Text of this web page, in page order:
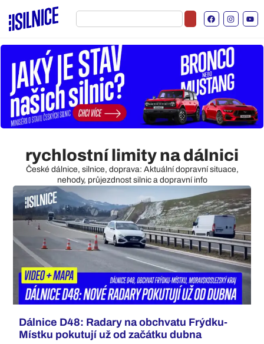
rychlostní limity na dálnici
České dálnice, silnice, doprava: Aktuální dopravní situace,
nehody, průjezdnost silnic a dopravní info
Dálnice D48: Radary na obchvatu Frýdku-
Místku pokutují už od začátku dubna